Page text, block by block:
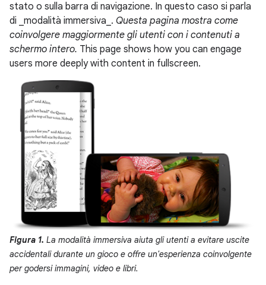
stato o sulla barra di navigazione. In questo caso si parla
di _modalità immersiva_. Questa pagina mostra come
coinvolgere maggiormente gli utenti con i contenuti a
schermo intero. This page shows how you can engage
users more deeply with content in fullscreen.
Figura 1. La modalità immersiva aiuta gli utenti a evitare uscite
accidentali durante un gioco e offre un'esperienza coinvolgente
per godersi immagini, video e libri.